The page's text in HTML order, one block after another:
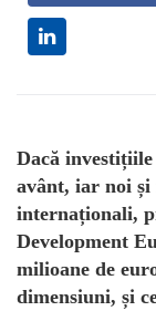
Dacă
avânt, iar noi
internaționali,
Development
milioane de
dimensiuni, și